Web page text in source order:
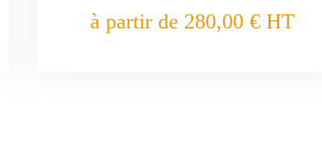
à partir de 280,00 €HT